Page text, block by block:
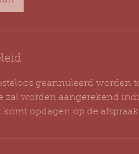
geannuleerd worden
zal worden aangerekend
opdagen op de